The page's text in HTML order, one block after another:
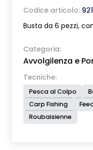
Codice articolo:
Busta da 6 pezzi,
Categoria:
Avvolgilenza e
Tecniche:
Pesca al Colpo
Carp Fishing
Roubaisienne